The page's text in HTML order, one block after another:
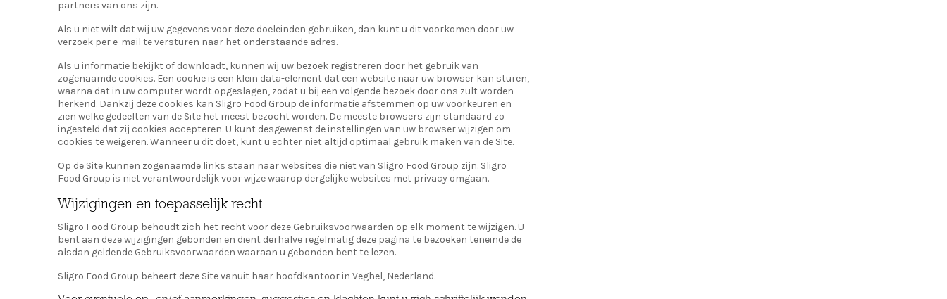
partners van ons zijn.
Als u niet wilt dat wij uw gegevens voor deze doeleinden gebruiken, dan kunt u dit voorkomen door uw
verzoek per e-mail te versturen naar het onderstaande adres.
Als u informatie bekijkt of downloadt, kunnen wij uw bezoek registreren door het gebruik van
zogenaamde cookies. Een cookie is een klein data-element dat een website naar uw browser kan sturen,
waarna dat in uw computer wordt opgeslagen, zodat u bij een volgende bezoek door ons zult worden
herkend. Dankzij deze cookies kan Sligro Food Group de informatie afstemmen op uw voorkeuren en
zien welke gedeelten van de Site het meest bezocht worden. De meeste browsers zijn standaard zo
ingesteld dat zij cookies accepteren. U kunt desgewenst de instellingen van uw browser wijzigen om
cookies te weigeren. Wanneer u dit doet, kunt u echter niet altijd optimaal gebruik maken van de Site.
Op de Site kunnen zogenaamde links staan naar websites die niet van Sligro Food Group zijn. Sligro
Food Group is niet verantwoordelijk voor wijze waarop dergelijke websites met privacy omgaan.
Wijzigingen en toepasselijk recht
Sligro Food Group behoudt zich het recht voor deze Gebruiksvoorwaarden op elk moment te wijzigen. U
bent aan deze wijzigingen gebonden en dient derhalve regelmatig deze pagina te bezoeken teneinde de
alsdan geldende Gebruiksvoorwaarden waaraan u gebonden bent te lezen.
Sligro Food Group beheert deze Site vanuit haar hoofdkantoor in Veghel, Nederland.